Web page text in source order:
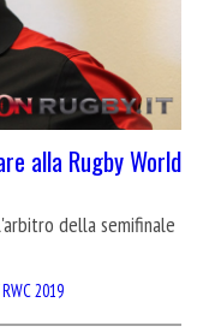
alla Rugby World
della semifinale
RWC 2019